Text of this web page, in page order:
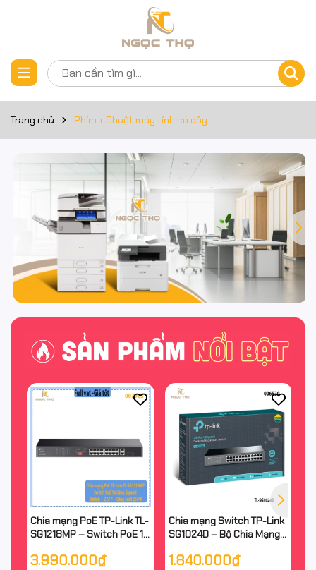
Trang chủ Phím + Chuột máy tính có dây
Chia mạng PoE TP-Link TL-
SG1218MP – Switch PoE 16
SFP – Công Suất 250W –
3.990.000₫
Chia mạng Switch TP-Link
SG1024D – Bộ Chia Mạng
10/100/1000Mbps – Vỏ
1.840.000₫